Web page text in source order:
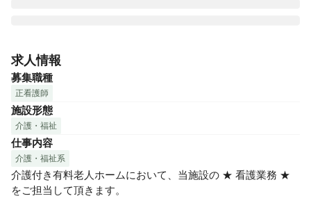
グス（東証一部上場）のヘルスケア事業コアカンパニーで
す。「365日同じ質と量」の介護サービスの提供を基本方針
として16都道府県で介護付有料老人ホーム等60以上の施設を
展開しています。いつもご利用者の立場で考えて行動する
「Your Company」であるために、私たちは「日常の五心」
（素直な心・反省の心・奉仕の心・謙虚な心・感謝の心） の
気持ちを忘れません。そして、ケアを通じ、なにげない穏や
かな暮らしを提供し続けます。
求人情報
募集職種
正看護師
施設形態
介護・福祉
仕事内容
介護・福祉系
介護付き有料老人ホームにおいて、当施設の ★ 看護業務 ★
をご担当して頂きます。